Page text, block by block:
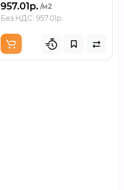
957.01р. /м2
Без НДС: 957.01р.